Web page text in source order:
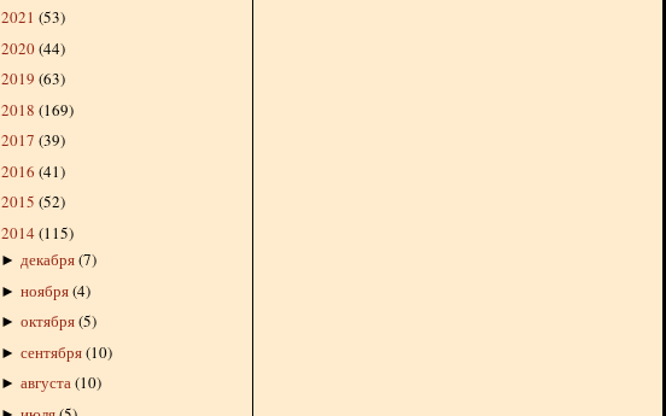
2021 (53)
2020(44)
2019 (63)
2018 (169)
2017 (39)
2016 (41)
2015 (52)
2014 (115)
► декабря(7)
► ноября(4)
► октября(5)
► сентября(10)
► августа(10)